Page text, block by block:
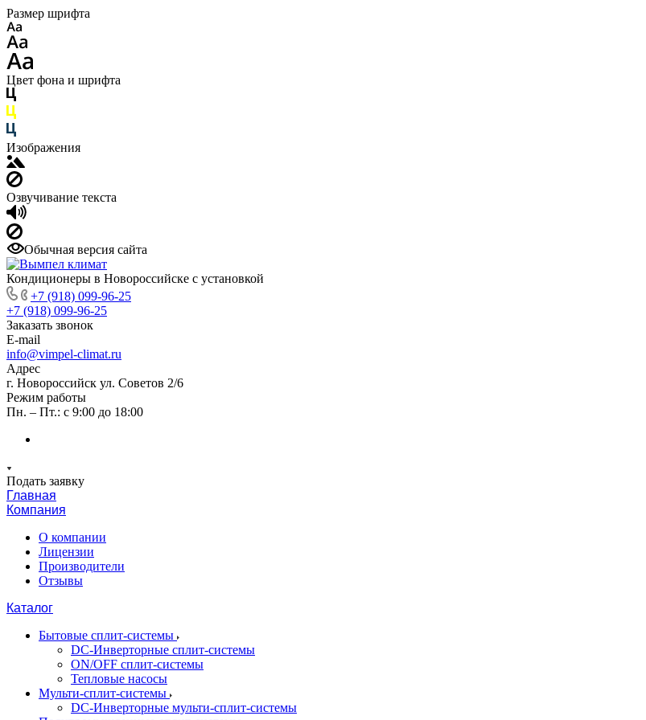
Размер шрифта
Цвет фона и шрифта
Изображения
Озвучивание текста
Обычная версия сайта
Кондиционеры в Новороссийске с установкой
+7 (918) 099-96-25
+7 (918) 099-96-25
Заказать звонок
E-mail
info@vimpel-climat.ru
Адрес
г. Новороссийск ул. Советов 2/6
Режим работы
Пн. – Пт.: с 9:00 до 18:00
Подать заявку
Главная
Компания
О компании
Лицензии
Производители
Отзывы
Каталог
Бытовые сплит-системы
DC-Инверторные сплит-системы
ON/OFF сплит-системы
Тепловые насосы
Мульти-сплит-системы
DC-Инверторные мульти-сплит-системы